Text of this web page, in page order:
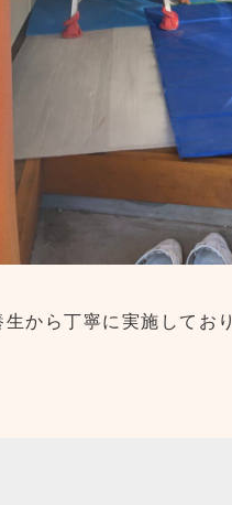
から丁寧に実施してお